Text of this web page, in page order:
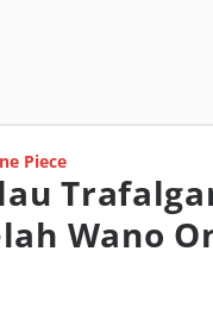
Piece
Wano